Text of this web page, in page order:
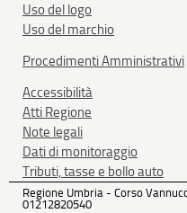
Uso del logo
Uso del marchio
Procedimenti Amministrativi
Accessibilità
Atti Regione
Note legali
Dati di monitoraggio
Tributi, tasse e bollo auto
Regione Umbria - Corso
01212820540